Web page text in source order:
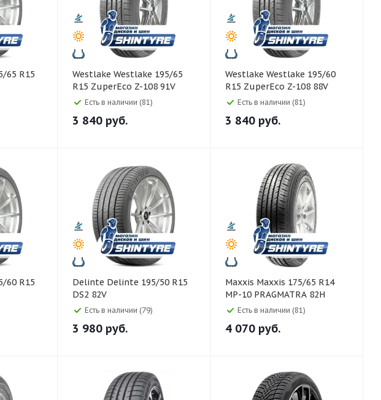
Westlake Westlake 195/65
R15 ZuperEco Z-108 91V
Есть в наличии (81)
3 840 руб.
Westlake Westlake 195/60
R15 ZuperEco Z-108 88V
Есть в наличии (81)
3 840 руб.
Delinte Delinte 195/50 R15
DS2 82V
Есть в наличии (79)
3 980 руб.
Maxxis Maxxis 175/65 R14
MP-10 PRAGMATRA 82H
Есть в наличии (81)
4 070 руб.